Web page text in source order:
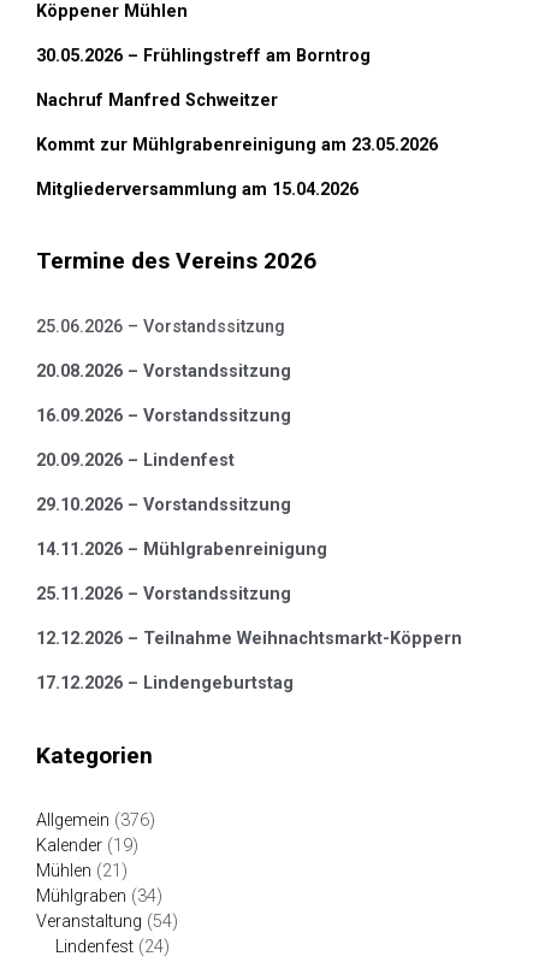
Köppener Mühlen
30.05.2026 – Frühlingstreff am Borntrog
Nachruf Manfred Schweitzer
Kommt zur Mühlgrabenreinigung am 23.05.2026
Mitgliederversammlung am 15.04.2026
Termine des Vereins 2026
25.06.2026 – Vorstandssitzung
20.08.2026 – Vorstandssitzung
16.09.2026 – Vorstandssitzung
20.09.2026 – Lindenfest
29.10.2026 – Vorstandssitzung
14.11.2026 – Mühlgrabenreinigung
25.11.2026 – Vorstandssitzung
12.12.2026 – Teilnahme Weihnachtsmarkt-Köppern
17.12.2026 – Lindengeburtstag
Kategorien
Allgemein (376)
Kalender (19)
Mühlen (21)
Mühlgraben (34)
Veranstaltung (54)
Lindenfest (24)